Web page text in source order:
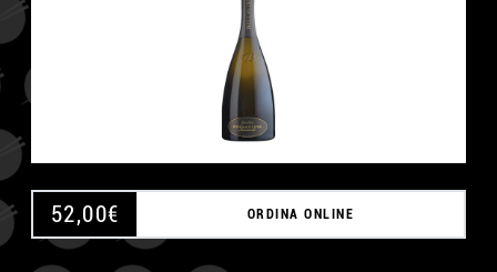
52,00€ ORDINA ONLINE